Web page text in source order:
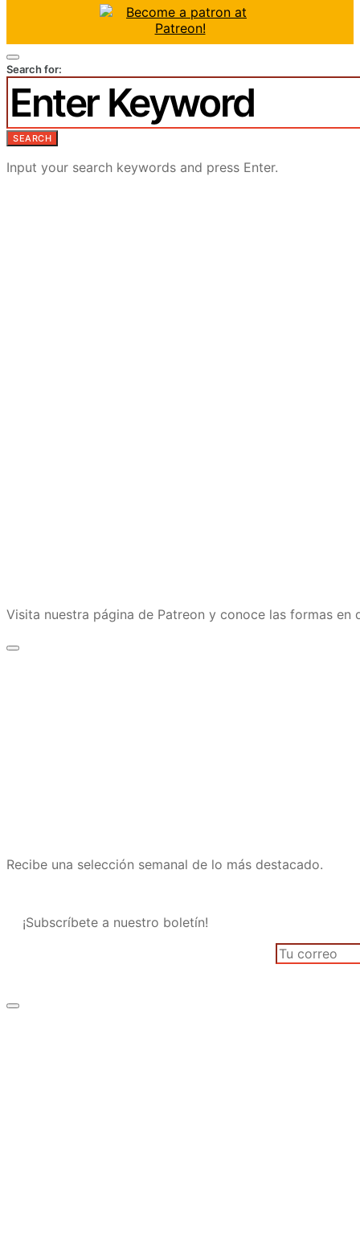
Search for:
SEARCH
Input your search keywords and press Enter.
Visita nuestra página de Patreon y conoce las formas en
Recibe una selección semanal de lo más destacado.
¡Subscríbete a nuestro boletín!